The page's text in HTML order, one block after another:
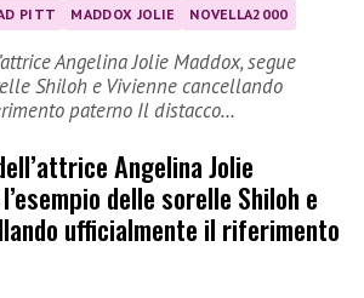
PITT MADDOX JOLIE NOVELLA2000
Angelina Jolie Maddox, segue
Shiloh e Vivienne cancellando
paterno Il distacco…
Angelina Jolie
delle sorelle Shiloh e
ufficialmente il riferimento